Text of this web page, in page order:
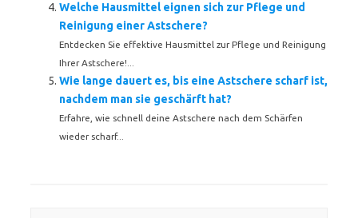
Welche Hausmittel eignen sich zur Pflege und
Reinigung einer Astschere?
Entdecken Sie effektive Hausmittel zur Pflege und Reinigung
Ihrer Astschere!...
Wie lange dauert es, bis eine Astschere scharf ist,
nachdem man sie geschärft hat?
Erfahre, wie schnell deine Astschere nach dem Schärfen
wieder scharf...